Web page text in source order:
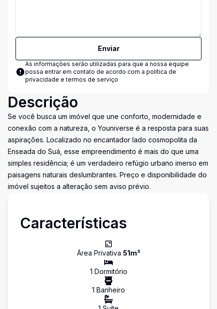
Enviar
As informações serão utilizadas para que a nossa equipe
possa entrar em contato de acordo com a política de
privacidade e termos de serviço
Descrição
Se você busca um imóvel que une conforto, modernidade e
conexão com a natureza, o Youniverse é a resposta para suas
aspirações. Localizado no encantador lado cosmopolita da
Enseada do Suá, esse empreendimento é mais do que uma
simples residência; é um verdadeiro refúgio urbano imerso em
paisagens naturais deslumbrantes. Preço e disponibilidade do
imóvel sujeitos a alteração sem aviso prévio.
Características
Área Privativa 51m²
1 Dormitório
1 Banheiro